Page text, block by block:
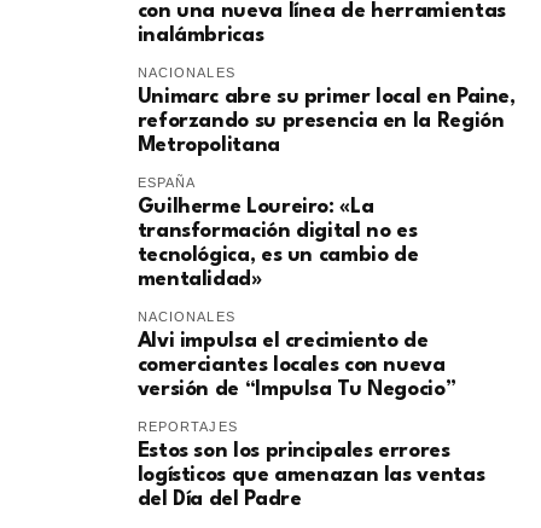
con una nueva línea de herramientas
inalámbricas
NACIONALES
Unimarc abre su primer local en Paine,
reforzando su presencia en la Región
Metropolitana
ESPAÑA
Guilherme Loureiro: «La
transformación digital no es
tecnológica, es un cambio de
mentalidad»
NACIONALES
Alvi impulsa el crecimiento de
comerciantes locales con nueva
versión de “Impulsa Tu Negocio”
REPORTAJES
Estos son los principales errores
logísticos que amenazan las ventas
del Día del Padre